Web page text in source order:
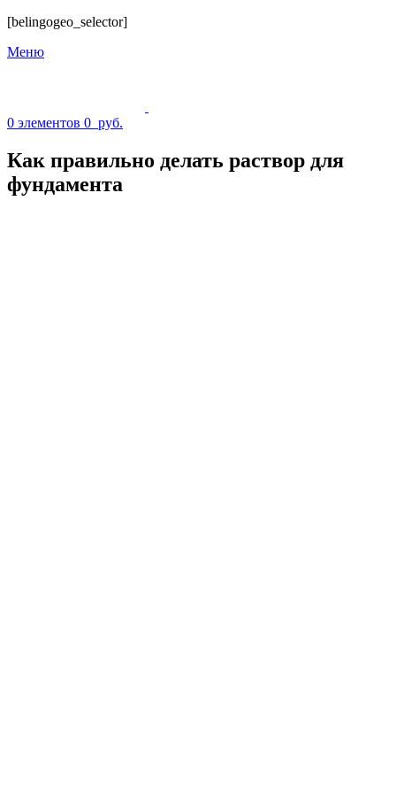
[belingogeo_selector]
Меню
0 элементов 0 руб.
Как правильно делать раствор для
фундамента